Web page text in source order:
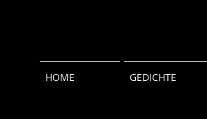
HOME GEDICHTE